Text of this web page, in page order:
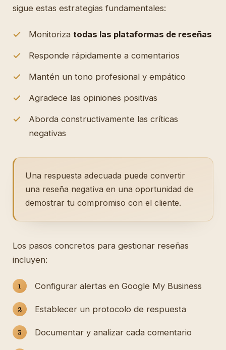
sigue estas estrategias fundamentales:
Monitoriza todas las plataformas de reseñas
Responde rápidamente a comentarios
Mantén un tono profesional y empático
Agradece las opiniones positivas
Aborda constructivamente las críticas
negativas
Una respuesta adecuada puede convertir
una reseña negativa en una oportunidad de
demostrar tu compromiso con el cliente.
Los pasos concretos para gestionar reseñas
incluyen:
Configurar alertas en Google My Business
Establecer un protocolo de respuesta
Documentar y analizar cada comentario